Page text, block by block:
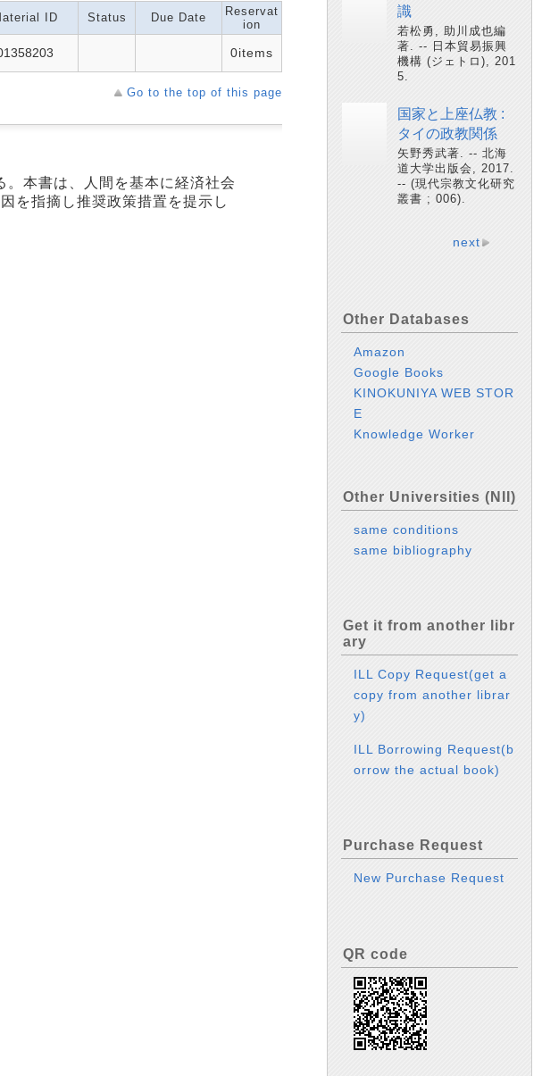
ID Status Due Date
Reservat
ion
0items
Go to the top of this page
本書は、人間を基本に経済社会
を指摘し推奨政策措置を提示し
識
若松勇, 助川成也編
著. -- 日本貿易振興
機構 (ジェトロ), 201
5.
国家と上座仏教 :
タイの政教関係
矢野秀武著. -- 北海
道大学出版会, 2017.
-- (現代宗教文化研究
叢書 ; 006).
next
Other Databases
Amazon
Google Books
KINOKUNIYA WEB STOR
E
Knowledge Worker
Other Universities (NII)
same conditions
same bibliography
Get it from another libr
ary
ILL Copy Request(get a
copy from another librar
y)
ILL Borrowing Request(b
orrow the actual book)
Purchase Request
New Purchase Request
QR code